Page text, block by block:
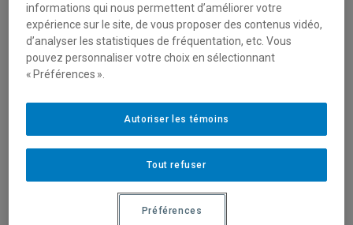
informations qui nous permettent d’améliorer votre
expérience sur le site, de vous proposer des contenus vidéo,
d’analyser les statistiques de fréquentation, etc. Vous
pouvez personnaliser votre choix en sélectionnant
« Préférences ».
Tout refuser
Autoriser les témoins
Préférences